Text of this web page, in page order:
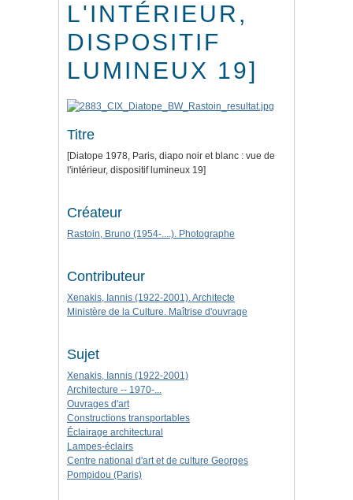
L'INTÉRIEUR,
DISPOSITIF
LUMINEUX 19]
Titre
[Diatope 1978, Paris, diapo noir et blanc : vue de
l'intérieur, dispositif lumineux 19]
Créateur
Rastoin, Bruno (1954-....). Photographe
Contributeur
Xenakis, Iannis (1922-2001). Architecte
Ministère de la Culture. Maîtrise d'ouvrage
Sujet
Xenakis, Iannis (1922-2001)
Architecture -- 1970-...
Ouvrages d'art
Constructions transportables
Éclairage architectural
Lampes-éclairs
Centre national d'art et de culture Georges
Pompidou (Paris)